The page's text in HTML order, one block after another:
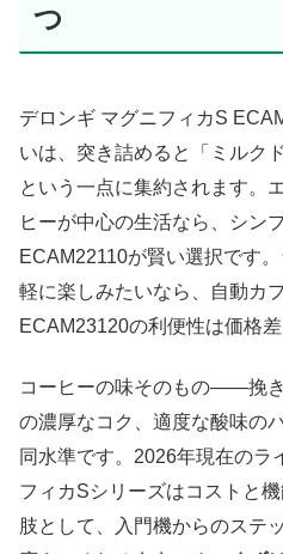
つ
デロンギ マグニフィカS
いは、突き詰めると「ミルク
という一点に集約されます。
ヒーが中心の生活なら、シン
ECAM22110が賢い選択です
軽に楽しみたいなら、自動カ
ECAM23120の利便性は価格
コーヒーの味そのもの——挽
の濃厚なコク、適度な酸味
同水準です。2026年現在のラ
フィカSシリーズはコストと
肢として、入門機からのステ